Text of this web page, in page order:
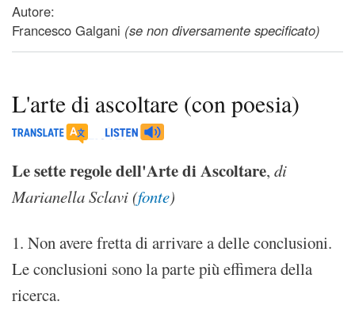
Autore:
Francesco Galgani (se non diversamente specificato)
L'arte di ascoltare (con poesia)
Le sette regole dell'Arte di Ascoltare, di
Marianella Sclavi (fonte)
1. Non avere fretta di arrivare a delle conclusioni.
Le conclusioni sono la parte più effimera della
ricerca.